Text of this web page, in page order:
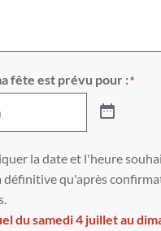
fête est prévu pour :*
la date et l'heure
définitive qu'après
du samedi 4 juillet au